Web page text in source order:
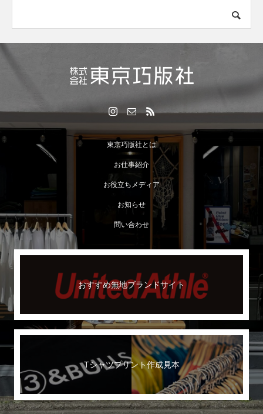
東京巧版社とは
お仕事紹介
お役立ちメディア
お知らせ
問い合わせ
おすすめ無地ブランドサイト
Tシャツプリント作成見本